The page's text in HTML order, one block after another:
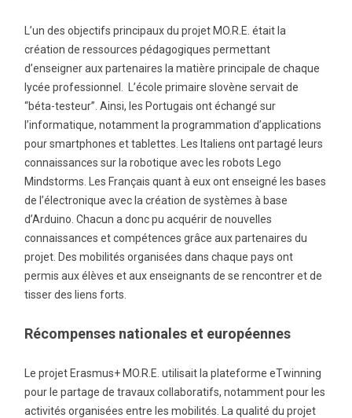
L’un des objectifs principaux du projet MO.R.E. était la
création de ressources pédagogiques permettant
d’enseigner aux partenaires la matière principale de chaque
lycée professionnel. L’école primaire slovène servait de
“béta-testeur”. Ainsi, les Portugais ont échangé sur
l’informatique, notamment la programmation d’applications
pour smartphones et tablettes. Les Italiens ont partagé leurs
connaissances sur la robotique avec les robots Lego
Mindstorms. Les Français quant à eux ont enseigné les bases
de l’électronique avec la création de systèmes à base
d’Arduino. Chacun a donc pu acquérir de nouvelles
connaissances et compétences grâce aux partenaires du
projet. Des mobilités organisées dans chaque pays ont
permis aux élèves et aux enseignants de se rencontrer et de
tisser des liens forts.
Récompenses nationales et européennes
Le projet Erasmus+ MO.R.E. utilisait la plateforme eTwinning
pour le partage de travaux collaboratifs, notamment pour les
activités organisées entre les mobilités. La qualité du projet